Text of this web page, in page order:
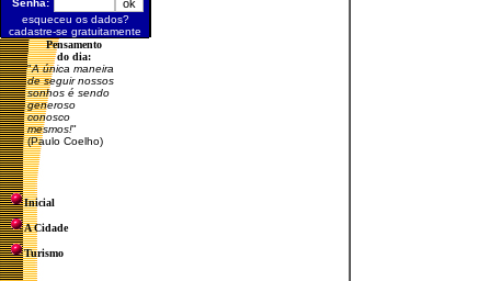
Senha:
esqueceu os dados?
cadastre-se gratuitamente
Pensamento
do dia:
"A única maneira
de seguir nossos
sonhos é sendo
generoso
conosco
mesmos!"
(Paulo Coelho)
Inicial
A Cidade
Turismo